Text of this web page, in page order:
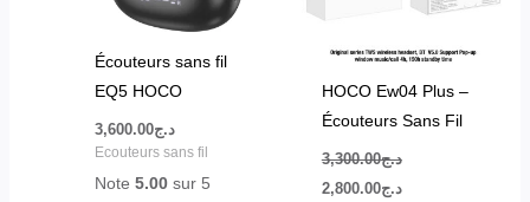
Écouteurs sans fil
EQ5 HOCO
د.ج3,600.00
Ecouteurs sans fil
Note5.00 sur 5
HOCO Ew04 Plus –
Écouteurs Sans Fil
د.ج3,300.00
د.ج2,800.00